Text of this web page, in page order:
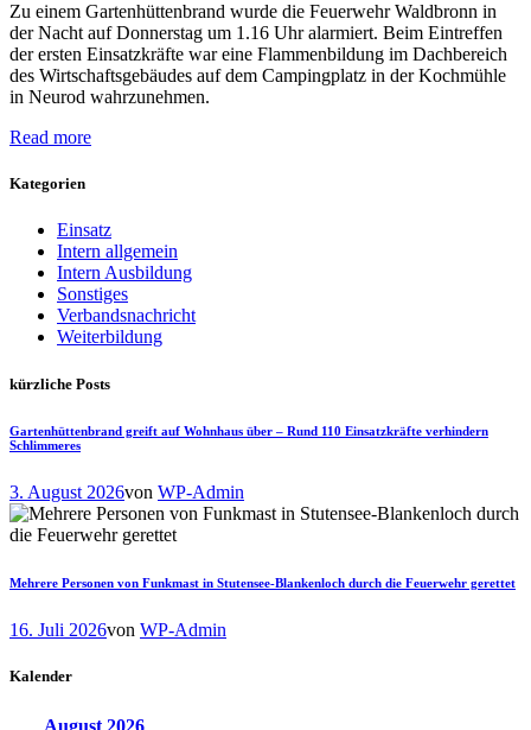
Zu einem Gartenhüttenbrand wurde die Feuerwehr Waldbronn in
der Nacht auf Donnerstag um 1.16 Uhr alarmiert. Beim Eintreffen
der ersten Einsatzkräfte war eine Flammenbildung im Dachbereich
des Wirtschaftsgebäudes auf dem Campingplatz in der Kochmühle
in Neurod wahrzunehmen.
Read more
Kategorien
Einsatz
Intern allgemein
Intern Ausbildung
Sonstiges
Verbandsnachricht
Weiterbildung
kürzliche Posts
Gartenhüttenbrand greift auf Wohnhaus über – Rund 110 Einsatzkräfte verhindern
Schlimmeres
3. August 2026von WP-Admin
Mehrere Personen von Funkmast in Stutensee-Blankenloch durch die Feuerwehr gerettet
16. Juli 2026von WP-Admin
Kalender
August 2026